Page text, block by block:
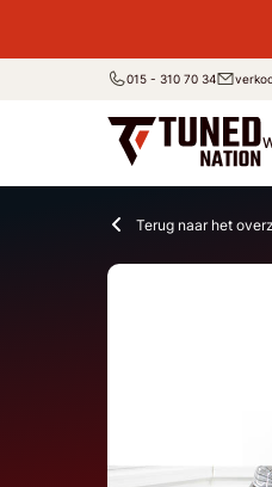
015 - 310 70 34
Terug naar het